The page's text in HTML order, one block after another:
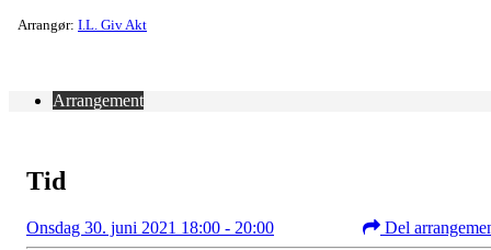
Arrangør: I.L. Giv Akt
Arrangement
Tid
Onsdag 30. juni 2021 18:00 - 20:00 Del